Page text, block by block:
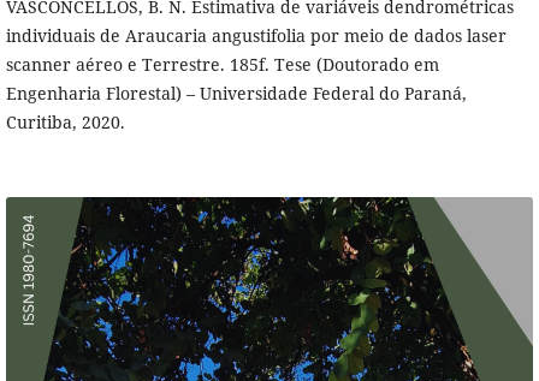
VASCONCELLOS, B. N. Estimativa de variáveis dendrométricas
individuais de Araucaria angustifolia por meio de dados laser
scanner aéreo e Terrestre. 185f. Tese (Doutorado em
Engenharia Florestal) – Universidade Federal do Paraná,
Curitiba, 2020.